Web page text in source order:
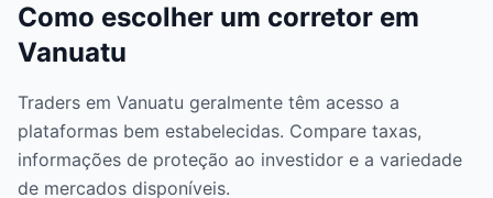
Como escolher um corretor em
Vanuatu
Traders em Vanuatu geralmente têm acesso a
plataformas bem estabelecidas. Compare taxas,
informações de proteção ao investidor e a variedade
de mercados disponíveis.